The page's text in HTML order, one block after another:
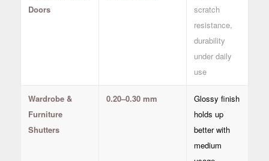
Doors
scratch
resistance,
durability
under daily
use
Wardrobe &
Furniture
Shutters
0.20–0.30 mm
Glossy finish
holds up
better with
medium